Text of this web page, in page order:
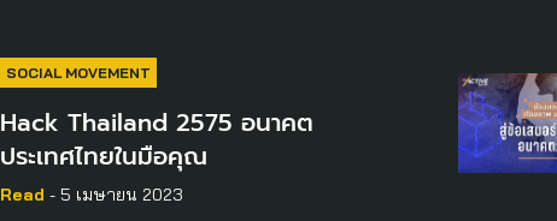
SOCIAL MOVEMENT
Hack Thailand 2575 อนาคต
ประเทศไทยในมือคุณ
Read - 5 เมษายน 2023